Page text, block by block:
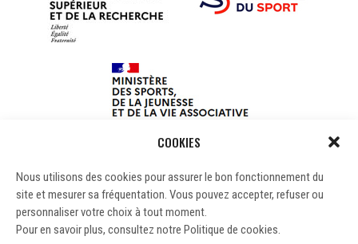
COOKIES
Nous utilisons des cookies pour assurer le bon fonctionnement du
site et mesurer sa fréquentation. Vous pouvez accepter, refuser ou
personnaliser votre choix à tout moment.
Pour en savoir plus, consultez notre Politique de cookies.